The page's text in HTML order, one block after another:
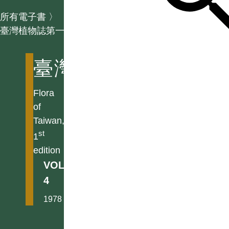
所有電子書 〉
臺灣植物誌第一版
臺灣植物誌第一版
Flora
of
Taiwan,
1st
edition
VOL.
4
1978